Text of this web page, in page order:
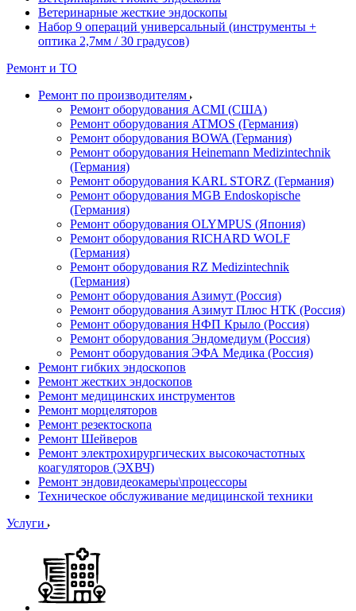
Ветеринарные жесткие эндоскопы
Набор 9 операций универсальный (инструменты +
оптика 2,7мм / 30 градусов)
Ремонт и ТО
Ремонт по производителям
Ремонт оборудования ACMI (США)
Ремонт оборудования ATMOS (Германия)
Ремонт оборудования BOWA (Германия)
Ремонт оборудования Heinemann Medizintechnik
(Германия)
Ремонт оборудования KARL STORZ (Германия)
Ремонт оборудования MGB Endoskopische
(Германия)
Ремонт оборудования OLYMPUS (Япония)
Ремонт оборудования RICHARD WOLF
(Германия)
Ремонт оборудования RZ Medizintechnik
(Германия)
Ремонт оборудования Азимут (Россия)
Ремонт оборудования Азимут Плюс НТК (Россия)
Ремонт оборудования НФП Крыло (Россия)
Ремонт оборудования Эндомедиум (Россия)
Ремонт оборудования ЭФА Медика (Россия)
Ремонт гибких эндоскопов
Ремонт жестких эндоскопов
Ремонт медицинских инструментов
Ремонт морцеляторов
Ремонт резектоскопа
Ремонт Шейверов
Ремонт электрохирургических высокочастотных
коагуляторов (ЭХВЧ)
Ремонт эндовидеокамеры\процессоры
Техническое обслуживание медицинской техники
Услуги